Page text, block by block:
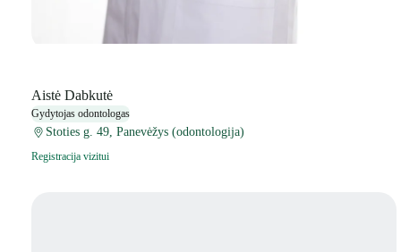
Aistė Dabkutė
Gydytojas odontologas
Stoties g. 49, Panevėžys (odontologija)
Registracija vizitui